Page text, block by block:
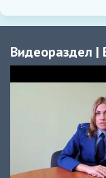
Видеораздел |